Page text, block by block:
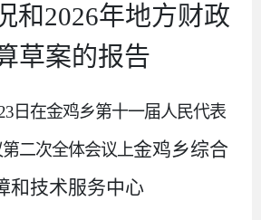
和2026年地方财政
草案的报告
日在金鸡乡第十一届人民代表
第二次全体会议上金鸡乡综合
和技术服务中心